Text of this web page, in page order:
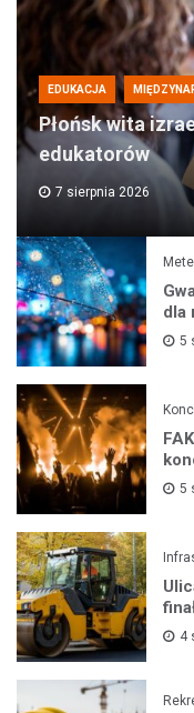
EDUKACJA
Płońsk wita
edukatorów
7 sierpnia 2026
dla
5
5
4